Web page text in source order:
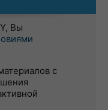
Вы
с